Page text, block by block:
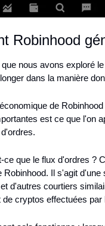
Robinhood
nous avons exploré
dans la manière
de
est ce que l'on
ce que le flux d'ordres ?
Robinhood. Il s'agit
d'autres courtiers
de cryptos effectuées